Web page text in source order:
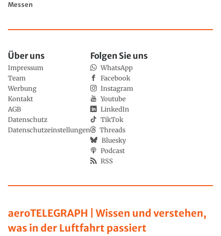
Messen
aeroTELEGRAPH | Wissen und verstehen,
was in der Luftfahrt passiert
Über uns
Impressum
Team
Werbung
Kontakt
AGB
Datenschutz
Datenschutzeinstellungen
Folgen Sie uns
WhatsApp
Facebook
Instagram
Youtube
LinkedIn
TikTok
Threads
Bluesky
Podcast
RSS